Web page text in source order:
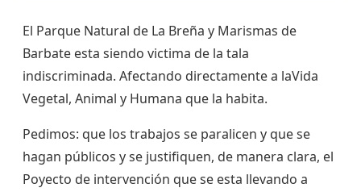
El Parque Natural de La Breña y Marismas de
Barbate esta siendo victima de la tala
indiscriminada. Afectando directamente a laVida
Vegetal, Animal y Humana que la habita.
Pedimos: que los trabajos se paralicen y que se
hagan públicos y se justifiquen, de manera clara, el
Poyecto de intervención que se esta llevando a